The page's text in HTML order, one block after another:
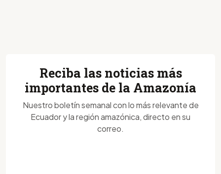
Reciba las noticias más
importantes de la Amazonía
Nuestro boletín semanal con lo más relevante de
Ecuador y la región amazónica, directo en su
correo.